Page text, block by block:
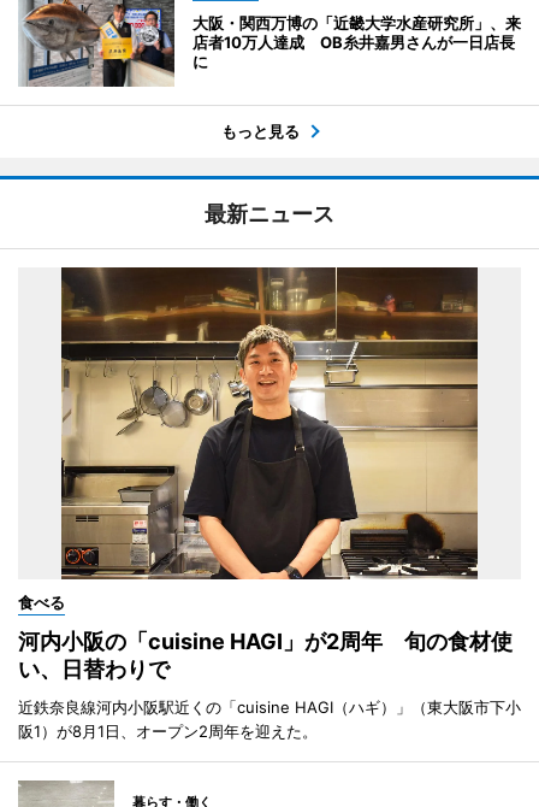
大阪・関西万博の「近畿大学水産研究所」、来
店者10万人達成 OB糸井嘉男さんが一日店長
に
もっと見る
最新ニュース
食べる
河内小阪の「cuisine HAGI」が2周年 旬の食材使
い、日替わりで
近鉄奈良線河内小阪駅近くの「cuisine HAGI（ハギ）」（東大阪市下小
阪1）が8月1日、オープン2周年を迎えた。
暮らす・働く